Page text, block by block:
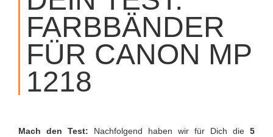
FARBBÄNDER
FÜR CANON MP
1218
Mach den Test: Nachfolgend haben wir für Dich die 5